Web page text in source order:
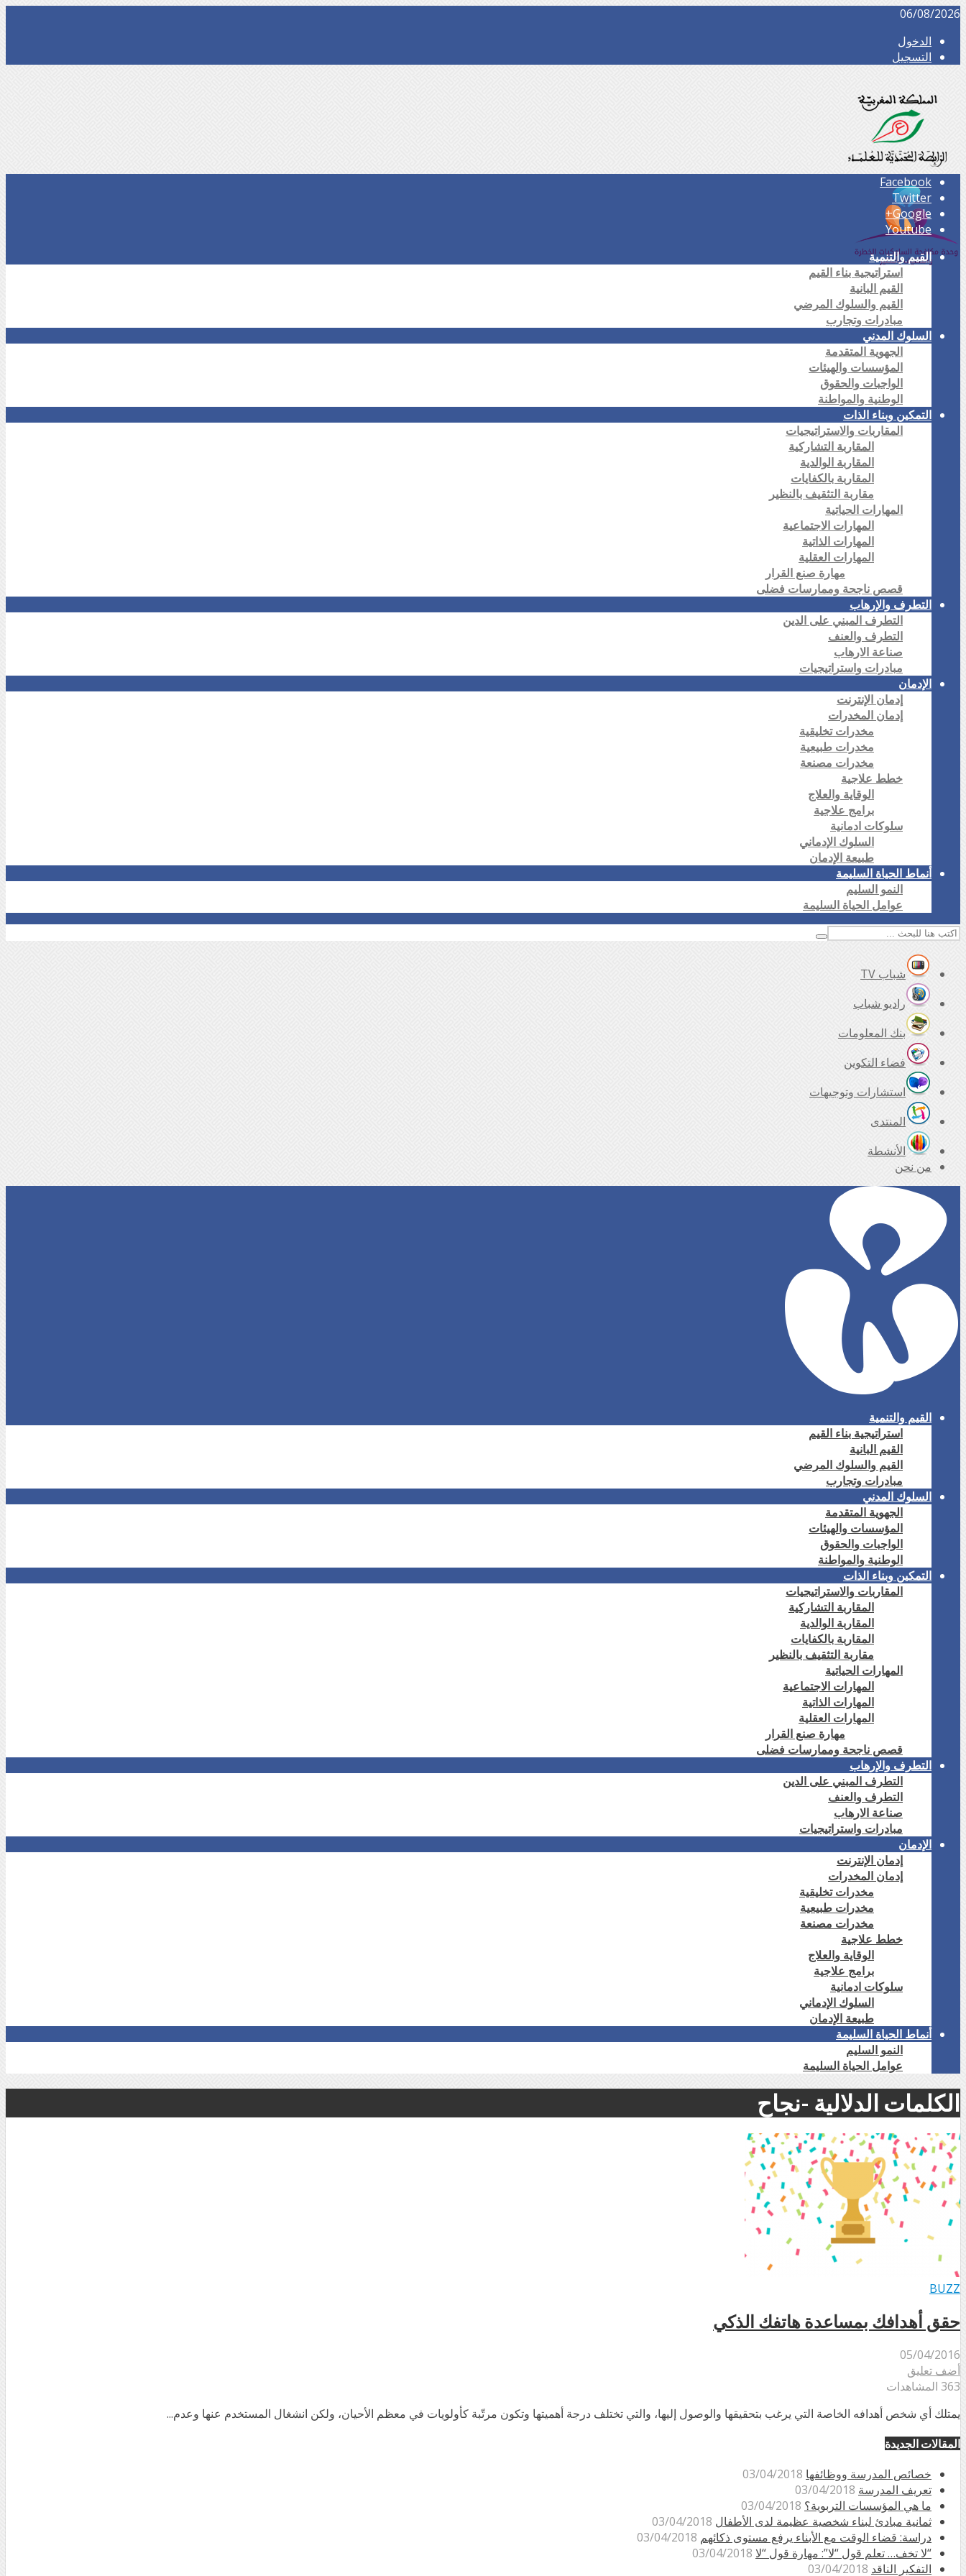
06/08/2026
الدخول
التسجيل
Facebook
Twitter
Google+
Youtube
القيم والتنمية
استراتيجية بناء القيم
القيم البانية
القيم والسلوك المرضي
مبادرات وتجارب
السلوك المدني
الجهوية المتقدمة
المؤسسات والهيئات
الواجبات والحقوق
الوطنية والمواطنة
التمكين وبناء الذات
المقاربات والاستراتيجيات
المقاربة التشاركية
المقاربة الوالدية
المقاربة بالكفايات
مقاربة التثقيف بالنظير
المهارات الحياتية
المهارات الاجتماعية
المهارات الذاتية
المهارات العقلية
مهارة صنع القرار
قصص ناجحة وممارسات فضلى
التطرف والإرهاب
التطرف المبني على الدين
التطرف والعنف
صناعة الارهاب
مبادرات واستراتيجيات
الإدمان
إدمان الإنترنت
إدمان المخدرات
مخدرات تخليقية
مخدرات طبيعية
مخدرات مصنعة
خطط علاجية
الوقاية والعلاج
برامج علاجية
سلوكات ادمانية
السلوك الإدماني
طبيعة الإدمان
أنماط الحياة السليمة
النمو السليم
عوامل الحياة السليمة
شباب TV
راديو شباب
بنك المعلومات
فضاء التكوين
استشارات وتوجيهات
المنتدى
الأنشطة
من نحن
القيم والتنمية
استراتيجية بناء القيم
القيم البانية
القيم والسلوك المرضي
مبادرات وتجارب
السلوك المدني
الجهوية المتقدمة
المؤسسات والهيئات
الواجبات والحقوق
الوطنية والمواطنة
التمكين وبناء الذات
المقاربات والاستراتيجيات
المقاربة التشاركية
المقاربة الوالدية
المقاربة بالكفايات
مقاربة التثقيف بالنظير
المهارات الحياتية
المهارات الاجتماعية
المهارات الذاتية
المهارات العقلية
مهارة صنع القرار
قصص ناجحة وممارسات فضلى
التطرف والإرهاب
التطرف المبني على الدين
التطرف والعنف
صناعة الارهاب
مبادرات واستراتيجيات
الإدمان
إدمان الإنترنت
إدمان المخدرات
مخدرات تخليقية
مخدرات طبيعية
مخدرات مصنعة
خطط علاجية
الوقاية والعلاج
برامج علاجية
سلوكات ادمانية
السلوك الإدماني
طبيعة الإدمان
أنماط الحياة السليمة
النمو السليم
عوامل الحياة السليمة
الكلمات الدلالية -نجاح
BUZZ
حقق أهدافك بمساعدة هاتفك الذكي
05/04/2016
أضف تعليق
363 المشاهدات
يمتلك أي شخص أهدافه الخاصة التي يرغب بتحقيقها والوصول إليها، والتي تختلف درجة أهميتها وتكون مرتّبة كأولويات في معظم الأحيان، ولكن انشغال المستخدم عنها وعدم...
المقالات الجديدة
خصائص المدرسة ووظائفها 03/04/2018
تعريف المدرسة 03/04/2018
ما هي المؤسسات التربوية؟ 03/04/2018
ثمانية مبادئ لبناء شخصية عظيمة لدى الأطفال 03/04/2018
دراسة: قضاء الوقت مع الأبناء يرفع مستوى ذكائهم 03/04/2018
“لا تخف… تعلم قول “لا”: مهارة قول “لا 03/04/2018
التفكير الناقد 03/04/2018